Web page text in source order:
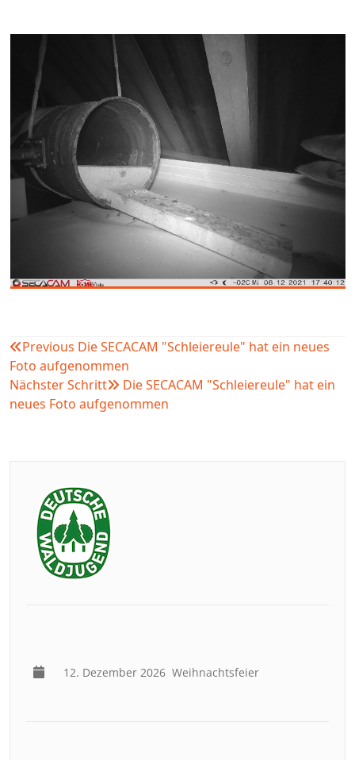
Beitragsnavigation
Previous Die SECACAM "Schleiereule" hat ein neues
Foto aufgenommen
Nächster Schritt
Die SECACAM "Schleiereule" hat ein
neues Foto aufgenommen
12. Dezember 2026 Weihnachtsfeier